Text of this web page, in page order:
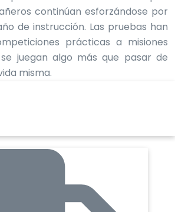
continúan esforzándose por
de instrucción. Las pruebas han
prácticas a misiones
juegan algo más que pasar de
misma.
y sus compañeros un año más? ¿A
¿A las traiciones, rivalidades y
un mundo muy original, con la
los Guardabosques como tema
aventuras divertidas y
y un enigma gracias a la figura del